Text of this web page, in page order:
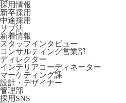
採用情報
新卒採用
中途採用
リブ活
新着情報
スタッフインタビュー
コンサルティング営業部
ディレクター
インテリアコーディネーター
マーケティング課
設計・デザイナー
管理部
採用SNS